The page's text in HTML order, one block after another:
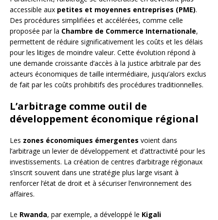
accessible aux petites et moyennes entreprises (PME).
Des procédures simplifiées et accélérées, comme celle
proposée par la Chambre de Commerce Internationale,
permettent de réduire significativement les coûts et les délais
pour les litiges de moindre valeur. Cette évolution répond à
une demande croissante d’accès à la justice arbitrale par des
acteurs économiques de taille intermédiaire, jusqu’alors exclus
de fait par les coûts prohibitifs des procédures traditionnelles.
L’arbitrage comme outil de
développement économique régional
Les zones économiques émergentes voient dans
l’arbitrage un levier de développement et d’attractivité pour les
investissements. La création de centres d’arbitrage régionaux
s’inscrit souvent dans une stratégie plus large visant à
renforcer l’état de droit et à sécuriser l’environnement des
affaires.
Le Rwanda, par exemple, a développé le Kigali